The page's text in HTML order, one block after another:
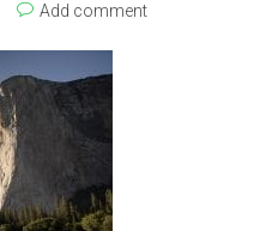
Add comment